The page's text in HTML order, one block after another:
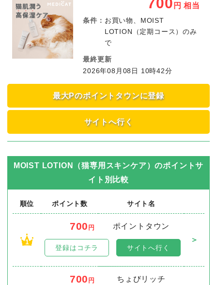
円 相当
条件： お買い物、MOIST
LOTION（定期コース）のみ
で
最終更新
2026年08月08日 10時42分
最大Pのポイントタウンに登録
サイトへ行く
MOIST LOTION（猫専用スキンケア）のポイントサ
イト別比較
順位 ポイント数 サイト名
1
700 円
ポイントタウン
＞
登録はコチラ サイトへ行く
700 円
ちょびリッチ